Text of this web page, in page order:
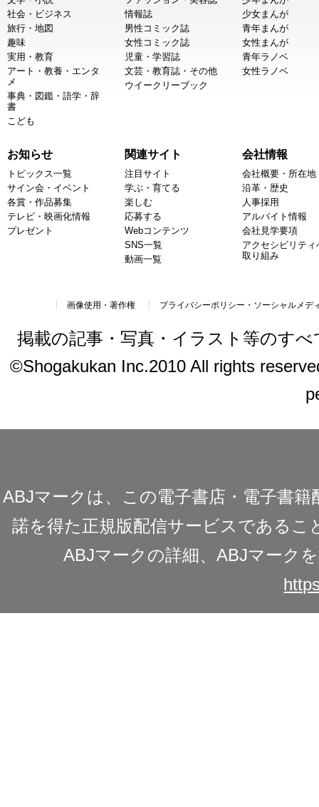
社会・ビジネス
旅行・地図
趣味
実用・教育
アート・教養・エンタ
メ
事典・図鑑・語学・辞
書
こども
情報誌
男性コミック誌
女性コミック誌
児童・学習誌
文芸・教育誌・その他
ウイークリーブック
少女まんが
青年まんが
女性まんが
青年ラノベ
女性ラノベ
お知らせ
トピックス一覧
サイン会・イベント
各賞・作品募集
テレビ・映画化情報
プレゼント
関連サイト
注目サイト
学ぶ・育てる
楽しむ
応募する
Webコンテンツ
SNS一覧
動画一覧
会社情報
会社概要・所在地
沿革・歴史
人事採用
アルバイト情報
会社見学要項
アクセシビリティ
取り組み
画像使用・著作権 プライバシーポリシー・ソーシャルメデ
掲載の記事・写真・イラスト等のす
©Shogakukan Inc.2010 All rights
ABJマークは、この電子書店・電子書
諾を得た正規版配信サービスであるこ
ABJマークの詳細、ABJマーク